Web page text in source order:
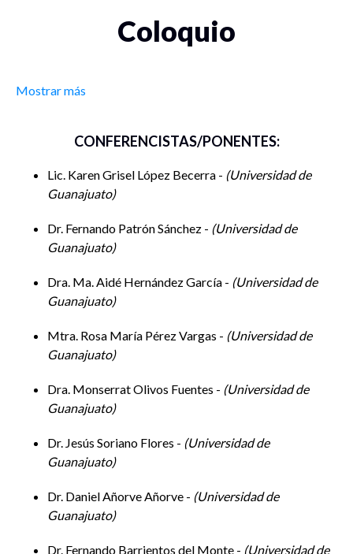
Coloquio
México hacia el 2024:
perspectivas políticas y
sociales
Martes 10 de Octubre de 2023
Hora: 10:00-11:30
Conferencia Magistral
Demócratas desleales y la autocratización gradual
Comenta:Fernando Barrientos del Monte, UG
Mostrar más
CONFERENCISTAS/PONENTES:
Lic. Karen Grisel López Becerra - Universidad de
Guanajuato
Dr. Fernando Patrón Sánchez - Universidad de
Guanajuato
Dra. Ma. Aidé Hernández García - Universidad de
Guanajuato
Mtra. Rosa María Pérez Vargas - Universidad de
Guanajuato
Dra. Monserrat Olivos Fuentes - Universidad de
Guanajuato
Dr. Jesús Soriano Flores - Universidad de
Guanajuato
Dr. Daniel Añorve Añorve - Universidad de
Guanajuato
Dr. Fernando Barrientos del Monte - Universidad de